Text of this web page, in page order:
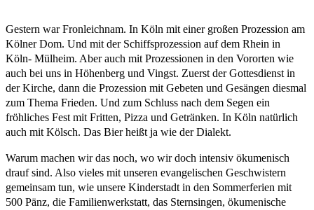
Gestern war Fronleichnam. In Köln mit einer großen Prozession am
Kölner Dom. Und mit der Schiffsprozession auf dem Rhein in
Köln- Mülheim. Aber auch mit Prozessionen in den Vororten wie
auch bei uns in Höhenberg und Vingst. Zuerst der Gottesdienst in
der Kirche, dann die Prozession mit Gebeten und Gesängen diesmal
zum Thema Frieden. Und zum Schluss nach dem Segen ein
fröhliches Fest mit Fritten, Pizza und Getränken. In Köln natürlich
auch mit Kölsch. Das Bier heißt ja wie der Dialekt.
Warum machen wir das noch, wo wir doch intensiv ökumenisch
drauf sind. Also vieles mit unseren evangelischen Geschwistern
gemeinsam tun, wie unsere Kinderstadt in den Sommerferien mit
500 Pänz, die Familienwerkstatt, das Sternsingen, ökumenische